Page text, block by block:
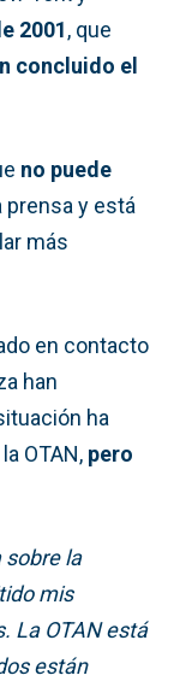
2001, que
concluido el
no puede
prensa y está
más
en contacto
han
ha
OTAN, pero
sobre la
mis
La OTAN está
están